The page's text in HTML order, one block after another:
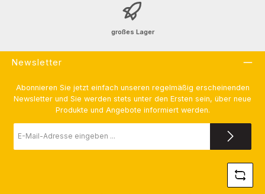
großes Lager
Newsletter
Abonnieren Sie jetzt einfach unseren regelmäßig erscheinenden
Newsletter und Sie werden stets unter den Ersten sein, über neue
Produkte und Angebote informiert werden.
Mail-